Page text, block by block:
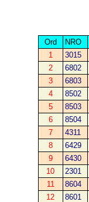
Ord NRO
1
3015
2
6802
3
6803
4
8502
5
8503
6
8504
7
4311
8
6429
9
6430
10
2301
11
8604
12
8601